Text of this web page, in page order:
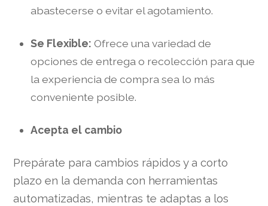
abastecerse o evitar el agotamiento.
Se Flexible: Ofrece una variedad de
opciones de entrega o recolección para que
la experiencia de compra sea lo más
conveniente posible.
Acepta el cambio
Prepárate para cambios rápidos y a corto
plazo en la demanda con herramientas
automatizadas, mientras te adaptas a los